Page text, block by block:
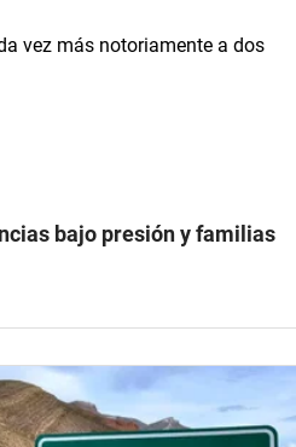
bajo presión y familias